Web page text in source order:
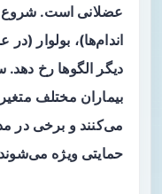
عضلانی است. شروع
اندام‌ها)، بولوار
دیگر الگوها رخ
بیماران مختلف
می‌کنند و برخی در
حمایتی ویژه